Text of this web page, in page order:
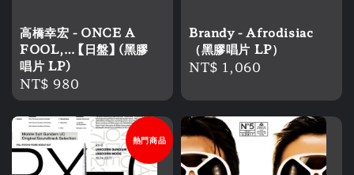
高橋幸宏 - ONCE A
FOOL,… 【日盤】 (黑膠
唱片 LP)
Regular
price
NT$ 980
Brandy - Afrodisiac
（黑膠唱片 LP）
Regular
NT$ 1,060
熱門商品